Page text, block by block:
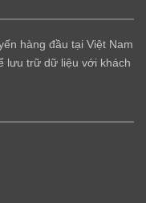
hàng đầu tại Việt Nam
lưu trữ dữ liệu với khách